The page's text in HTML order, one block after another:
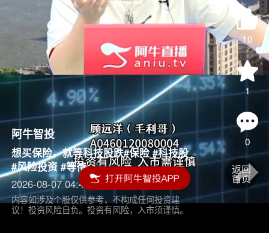
10
1
0
阿牛智投
想买保险，就等科技股跌#保险 #科技股
#风险投资 #等待
2026-08-07 04:45
内容如涉及个股仅供参考，不构成任何投资建
议！投资风险自负。投资有风险，入市须谨慎。